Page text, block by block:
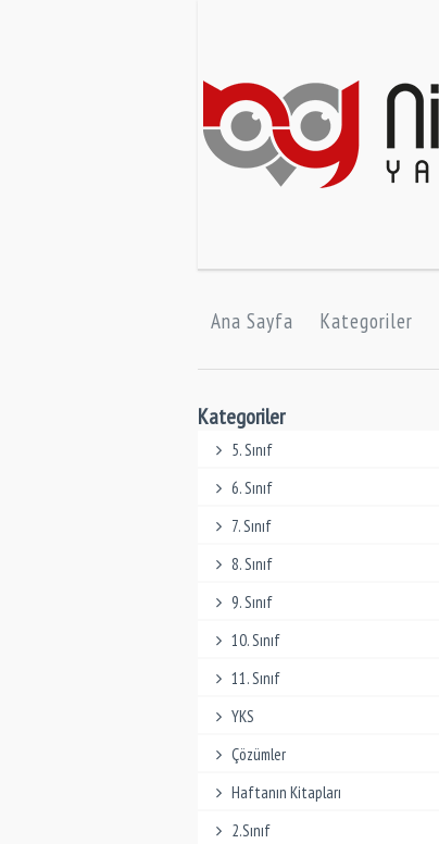
Ana Sayfa Kategoriler
Kategoriler
5. Sınıf
6. Sınıf
7. Sınıf
8. Sınıf
9. Sınıf
10. Sınıf
11. Sınıf
YKS
Çözümler
Haftanın Kitapları
2.Sınıf